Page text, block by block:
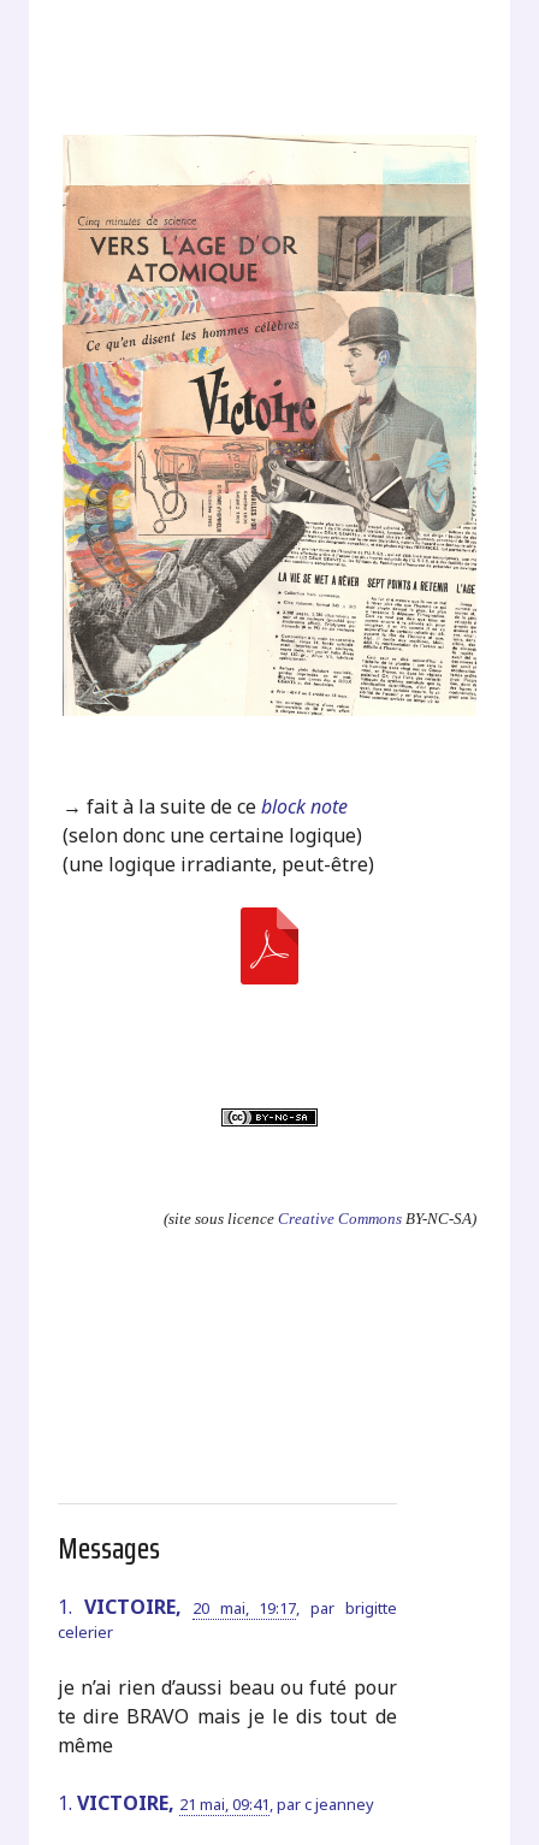
→ fait à la suite de ceblock note
(selon donc une certaine logique)
(une logique irradiante, peut-être)
(site sous licence Creative CommonsBY-NC-SA)
Messages
1. VICTOIRE, 20 mai, 19:17, par brigitte
celerier
je n’ai rien d’aussi beau ou futé pour
te dire BRAVO mais je le dis tout de
même
1. VICTOIRE, 21 mai, 09:41,parc jeanney